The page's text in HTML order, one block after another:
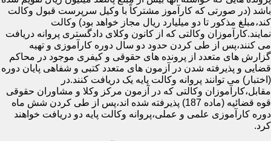
باشد (در صورتی که کارآموز مشترکاً با وکیل سرپرست قبول وکالت
کند،مبلغ مذکور تا دو میلیارد ریال مجاز خواهد بود) وکالت
نمایند.کارآموزان وکالتی که از کانون وکلای دادگستری پروانه دریافت
می کنند،پس از طی کردن حدود دو سال دوره کارآموزی و تهیه
گزارش های متعدد از پرونده های حقوقی و کیفری موجود در محاکم
قضایی و پذیرفته شدن در آزمون های متعدد کتبی و شفاهی پایان دوره
(اختبار) می توانند پروانه وکالت پایه یک دریافت کنند.در
مقابل،کارآموزان وکالتی که در آزمون مرکز وکلا و مشاوران حقوقی
قوه قضائیه (ماده 187) پذیرفته شده اند،پس از طی کردن شش ماه
دوره کارآموزی علمی و عملی،پروانه وکالت پایه دو دریافت خواهند
کرد.